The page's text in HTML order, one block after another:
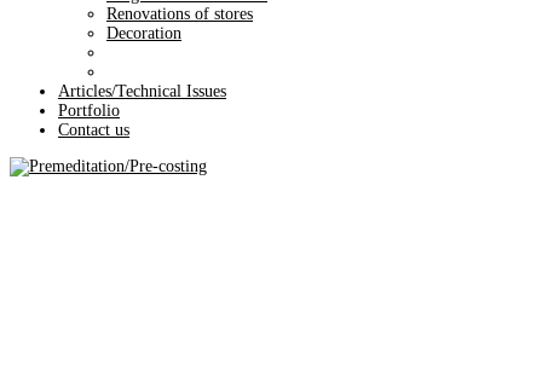
Renovations of stores
Decoration
Articles/Technical Issues
Portfolio
Contact us